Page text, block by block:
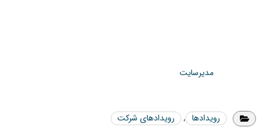
مدیرسایت
رویدادها , رویدادهای شرکت